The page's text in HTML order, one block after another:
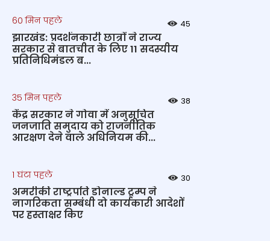
60 मिन पहले 45
झारखंड: प्रदर्शनकारी छात्रों ने राज्य
सरकार से बातचीत के लिए 11 सदस्यीय
प्रतिनिधिमंडल ब...
35 मिन पहले 38
केंद्र सरकार ने गोवा में अनुसूचित
जनजाति समुदाय को राजनीतिक
आरक्षण देने वाले अधिनियम की...
1 घंटा पहले 30
अमरीकी राष्ट्रपति डोनाल्ड ट्रम्प ने
नागरिकता सम्बंधी दो कार्यकारी आदेशों
पर हस्ताक्षर किए